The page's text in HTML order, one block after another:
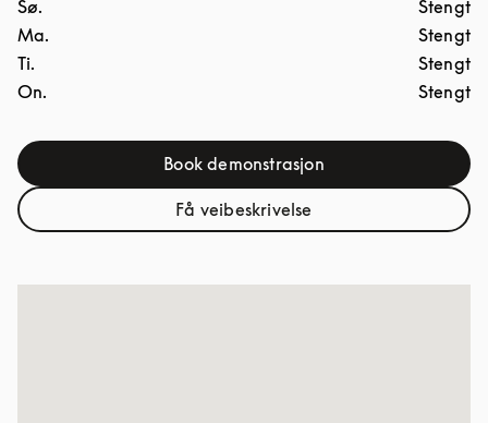
Sø.
Stengt
Ma.
Stengt
Ti.
Stengt
On.
Stengt
Book demonstrasjonLink Opens in New Tab
Få veibeskrivelseLink Opens in New Tab